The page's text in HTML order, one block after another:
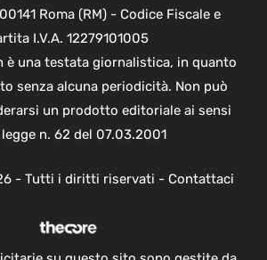
Roma (RM) - Codice Fiscale e
I.V.A. 12279101005
è una testata giornalistica, in quanto
senza alcuna periodicità. Non può
un prodotto editoriale ai sensi
n. 62 del 07.03.2001
- Tutti i diritti riservati - Contattaci